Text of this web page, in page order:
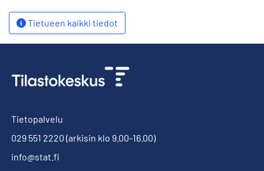
Tietueen kaikki tiedot
Tietopalvelu
029 551 2220 (arkisin klo 9.00-16.00)
info@stat.fi